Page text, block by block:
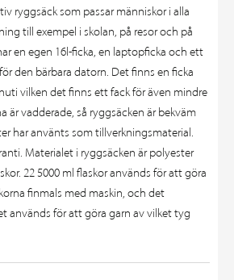
ryggsäck som passar människor i alla
till exempel i skolan, på resor och på
en egen 16l-ficka, en laptopficka och ett
den bärbara datorn. Det finns en ficka
vilken det finns ett fack för även mindre
är vadderade, så ryggsäcken är bekväm
har använts som tillverkningsmaterial.
Materialet i ryggsäcken är polyester
22 5000 ml flaskor används för att göra
finmals med maskin, och det
används för att göra garn av vilket tyg